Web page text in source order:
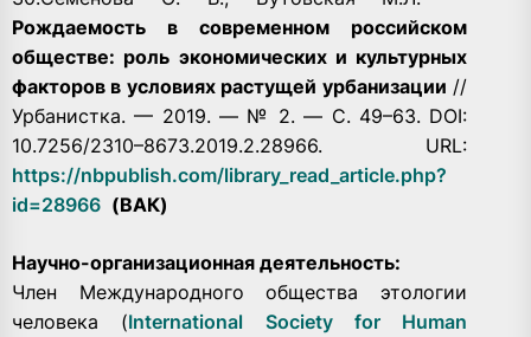
Рождаемость в современном российском
обществе: роль экономических и культурных
факторов в условиях растущей урбанизации //
Урбанистка. — 2019. — № 2. — С. 49–63. DOI:
10.7256/2310–8673.2019.2.28966.
URL:
https://nbpublish.com/library_read_article.php?
id=28966 (ВАК)
Научно-организационная деятельность:
Член Международного общества этологии
человека (International Society for Human